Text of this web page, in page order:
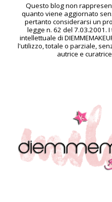
Questo blog non
quanto viene aggiornato
pertanto considerarsi un
legge n. 62 del 7.03.2001.
intellettuale di
l'utilizzo, totale o parziale,
autrice e